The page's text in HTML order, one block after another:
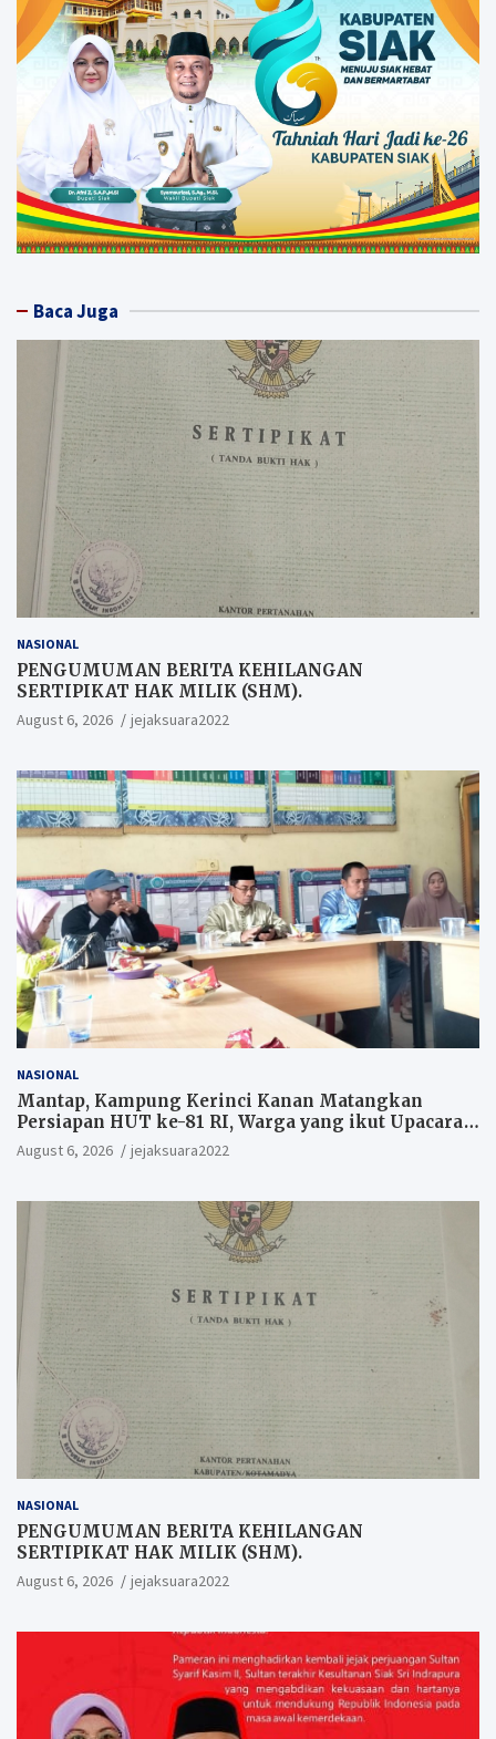
Baca Juga
NASIONAL
PENGUMUMAN BERITA KEHILANGAN
SERTIPIKAT HAK MILIK (SHM).
August 6, 2026 jejaksuara2022
NASIONAL
Mantap, Kampung Kerinci Kanan Matangkan
Persiapan HUT ke-81 RI, Warga yang ikut Upacara
Berkesempatan Raih Hadiah
August 6, 2026 jejaksuara2022
NASIONAL
PENGUMUMAN BERITA KEHILANGAN
SERTIPIKAT HAK MILIK (SHM).
August 6, 2026 jejaksuara2022